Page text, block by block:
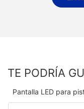
TE PODRÍA
Pantalla LED para